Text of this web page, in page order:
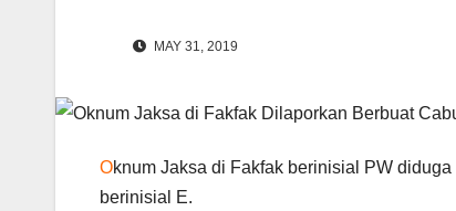
MAY 31, 2019
Oknum Jaksa di Fakfak berinisial PW
berinisial E.